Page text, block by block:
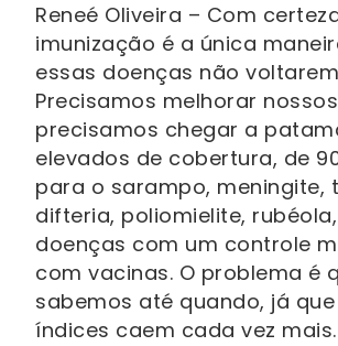
Reneé Oliveira – Com
imunização é a única
essas doenças não
Precisamos melhorar
precisamos chegar a
elevados de cobertura, de
para o sarampo, meningite,
difteria, poliomielite,
doenças com um controle
com vacinas. O problema é
sabemos até quando, já
índices caem cada vez mais.